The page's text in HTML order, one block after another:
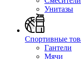
Унитазы
Спортивные
Гантели
Мячи